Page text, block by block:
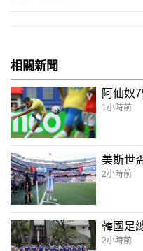
相關新聞
阿仙奴
1小時前
美斯世
2小時前
韓國足
2小時前